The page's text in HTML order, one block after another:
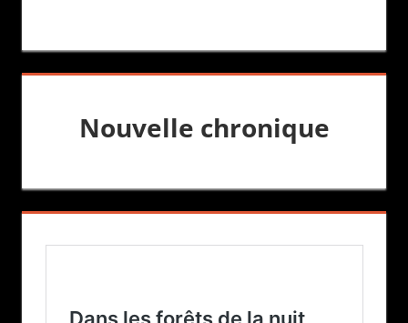
Nouvelle chronique